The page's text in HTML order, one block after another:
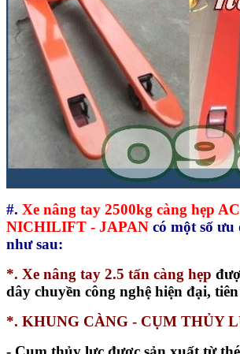
#. Xe nâng tay 2500kg càng hẹp
NICHILIFT - JAPAN có một số
như sau:
*. Xe nâng tay 2.5 tấn càng hẹp
dây chuyền công nghệ hiện đại,
*. KHUNG CÀNG - CỤM THỦY